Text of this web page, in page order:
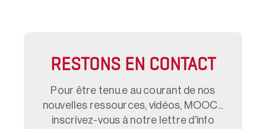
RESTONS EN CONTACT
Pour être tenu.e au courant de nos
nouvelles ressources, vidéos, MOOC...
inscrivez-vous à notre lettre d'info